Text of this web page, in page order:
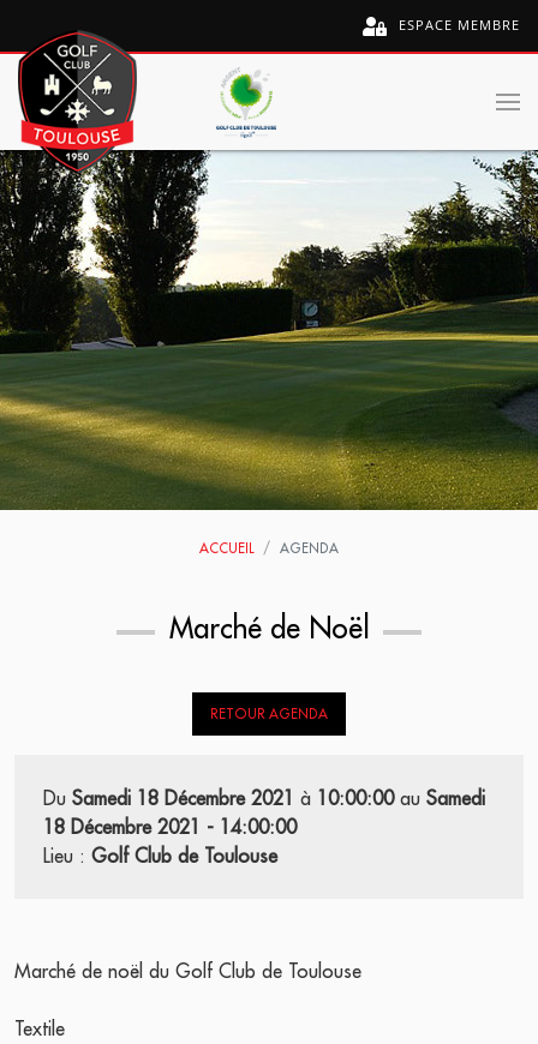
ESPACE MEMBRE
ACCUEIL AGENDA
Marché de Noël
RETOUR AGENDA
Du Samedi 18 Décembre 2021 à 10:00:00au Samedi
18 Décembre 2021 - 14:00:00
Lieu : Golf Club de Toulouse
Marché de noël du Golf Club de Toulouse
Textile